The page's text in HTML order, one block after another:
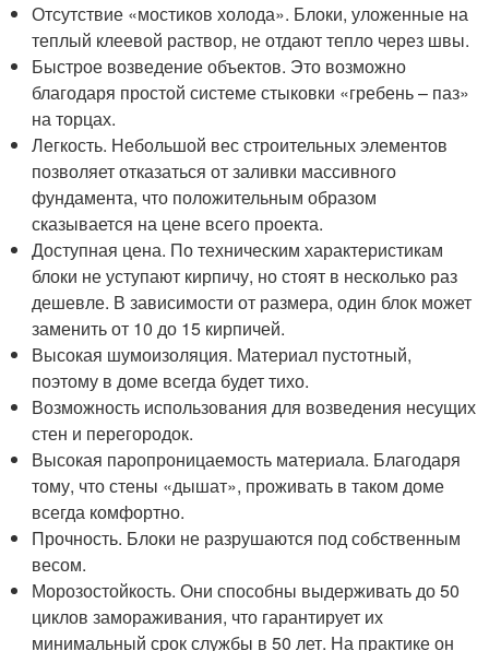
Отсутствие «мостиков холода». Блоки, уложенные на
теплый клеевой раствор, не отдают тепло через швы.
Быстрое возведение объектов. Это возможно
благодаря простой системе стыковки «гребень – паз»
на торцах.
Легкость. Небольшой вес строительных элементов
позволяет отказаться от заливки массивного
фундамента, что положительным образом
сказывается на цене всего проекта.
Доступная цена. По техническим характеристикам
блоки не уступают кирпичу, но стоят в несколько раз
дешевле. В зависимости от размера, один блок может
заменить от 10 до 15 кирпичей.
Высокая шумоизоляция. Материал пустотный,
поэтому в доме всегда будет тихо.
Возможность использования для возведения несущих
стен и перегородок.
Высокая паропроницаемость материала. Благодаря
тому, что стены «дышат», проживать в таком доме
всегда комфортно.
Прочность. Блоки не разрушаются под собственным
весом.
Морозостойкость. Они способны выдерживать до 50
циклов замораживания, что гарантирует их
минимальный срок службы в 50 лет. На практике он